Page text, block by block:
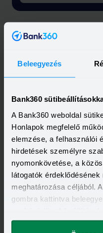
Beleegyezés
Bank360
A Bank360 weboldal
Honlapok megfelelő
elemzése, a felhasználói
hirdetések személyre
nyomonkövetése, a
látogatók
meghatározása céljából.
gombra kattintva
megváltoztathatod.